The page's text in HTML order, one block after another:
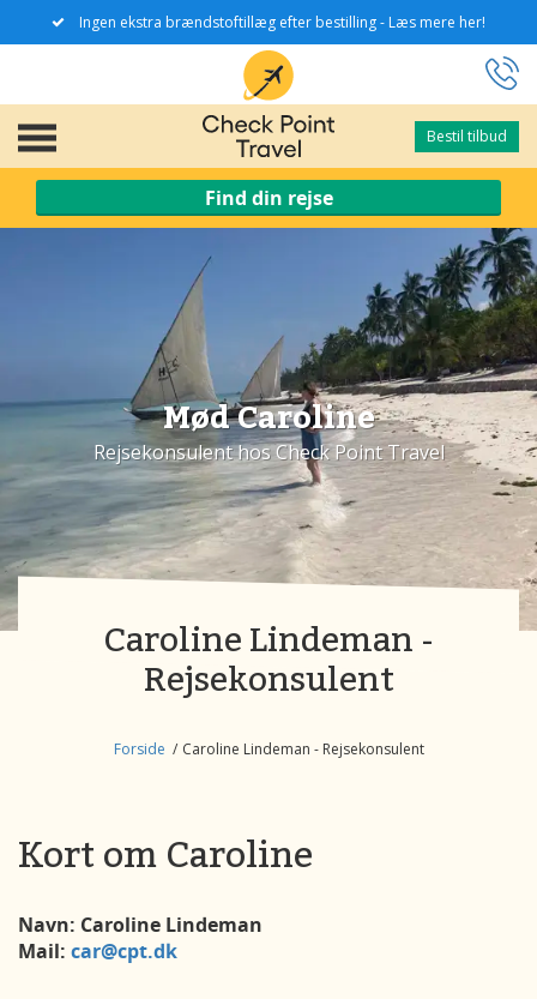
Ingen ekstra brændstoftillæg efter bestilling - Læs mere her!
Bestil tilbud
Bestil tilbud
Find din rejse
Mød Caroline
Rejsekonsulent hos Check Point Travel
Caroline Lindeman -
Rejsekonsulent
Forside Caroline Lindeman - Rejsekonsulent
Kort om Caroline
Navn: Caroline Lindeman
Mail: car@cpt.dk